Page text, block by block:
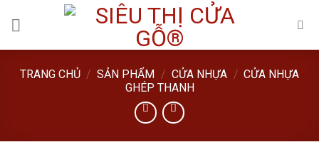
TRANG CHỦ / SẢN PHẨM / CỬA NHỰA / CỬA NHỰA
GHÉP THANH